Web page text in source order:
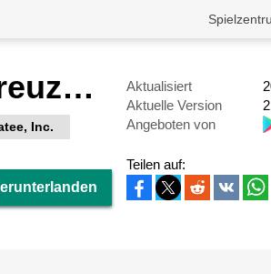
Codycross - Kreuzworträtsel
Inc.
Aktualisiert
Aktuelle Version
Angeboten von
Teilen auf: